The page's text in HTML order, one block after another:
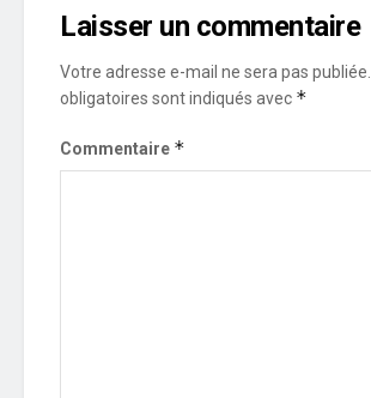
Laisser un commentaire
Votre adresse e-mail ne sera pas publiée.
obligatoires sont indiqués avec *
Commentaire *